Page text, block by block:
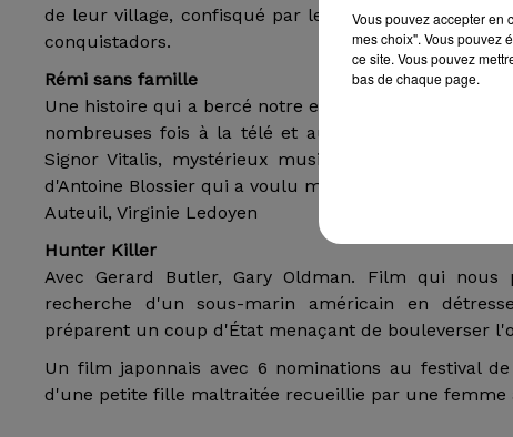
de leur village, confisqué par les Incas. Leur quête
conquistadors.
Rémi sans famille
Une histoire qui a bercé notre enfance, tirée du
nombreuses fois à la télé et au cinéma... Rémi,
Signor Vitalis, mystérieux musicien ambulant. Il
d'Antoine Blossier qui a voulu moderniser le roman,
Auteuil, Virginie Ledoyen
Hunter Killer
Avec Gerard Butler, Gary Oldman. Film qui
recherche d'un sous-marin américain en
préparent un coup d'État menaçant de bouleverser
Un film japonnais avec 6 nominations au festival
d'une petite fille maltraitée recueillie par une femme
Vous pouvez accepter en
mes choix". Vous pouvez
ce site. Vous pouvez
bas de chaque page.